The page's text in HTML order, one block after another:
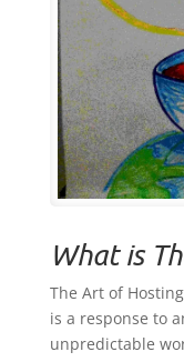
What is
The Art of
is a response to
unpredictable